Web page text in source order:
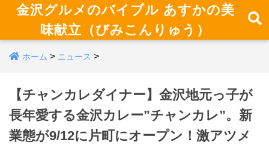
金沢グルメのバイブル あすかの美
味献立（びみこんりゅう）
ホーム > ニュース >
【チャンカレダイナー】金沢地元っ子が
長年愛する金沢カレー”チャンカレ”。新
業態が9/12に片町にオープン！激アツメ